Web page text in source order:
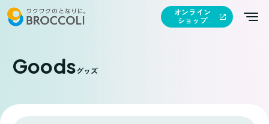
オンライン
ショップ
Goodsグッズ